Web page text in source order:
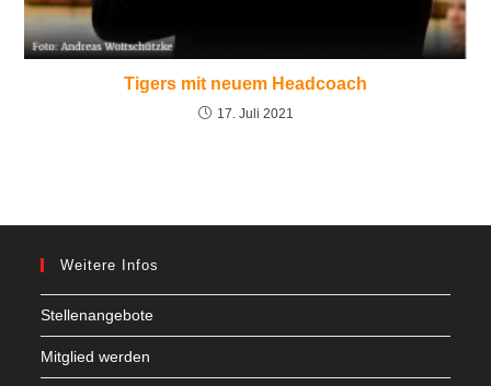
Tigers mit neuem Headcoach
17. Juli 2021
Weitere Infos
Stellenangebote
Mitglied werden